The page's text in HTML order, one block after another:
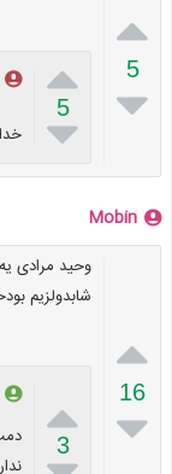

5


5

Mobin

16

وحید مرادی
شابدولزیم

3